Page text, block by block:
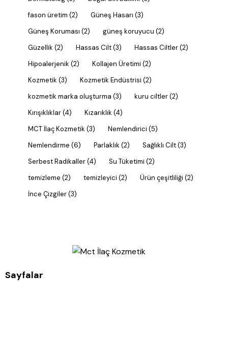
fason üretim (2) Güneş Hasarı (3)
Güneş Koruması (2) güneş koruyucu (2)
Güzellik (2) Hassas Cilt(3) Hassas Ciltler(2)
Hipoalerjenik (2) Kollajen Üretimi (2)
Kozmetik (3) Kozmetik Endüstrisi (2)
kozmetik marka oluşturma (3) kuru ciltler(2)
Kırışıklıklar(4) Kızarıklık (4)
MCT İlaç Kozmetik (3) Nemlendirici (5)
Nemlendirme (6) Parlaklık (2) Sağlıklı Cilt(3)
Serbest Radikaller(4) Su Tüketimi (2)
temizleme (2) temizleyici (2) Ürün çeşitliliği (2)
İnce Çizgiler(3)
Sayfalar